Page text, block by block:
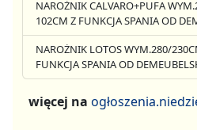
NAROŻNIK CALVARO+PUFA
102CM Z FUNKCJA SPANIA OD
NAROŻNIK LOTOS WYM.280/
FUNKCJA SPANIA OD
więcej na